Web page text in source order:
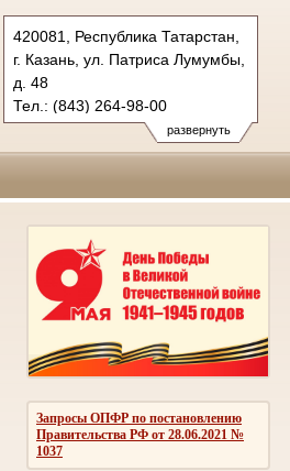
развернуть
420081, Республика Татарстан,
г. Казань, ул. Патриса Лумумбы,
д. 48
Тел.: (843) 264-98-00
sovetsky.tat@sudrf.ru
Запросы ОПФР по постановлению
Правительства РФ от 28.06.2021 №
1037